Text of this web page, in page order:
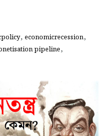
, economicrecession,
pipeline,